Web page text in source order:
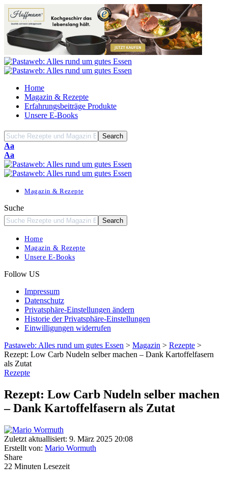
Home
Magazin & Rezepte
Erfahrungsbeiträge Produkte
Unsere E-Books
Font
Resizer
Aa
Font
Resizer
Aa
Magazin & Rezepte
Suche
Home
Magazin & Rezepte
Unsere E-Books
Follow US
Impressum
Datenschutz
Privatsphäre-Einstellungen ändern
Historie der Privatsphäre-Einstellungen
Einwilligungen widerrufen
Pastaweb: Alles rund um gutes Essen > Magazin > Rezepte >
Rezept: Low Carb Nudeln selber machen – Dank Kartoffelfasern
als Zutat
Rezepte
Rezept: Low Carb Nudeln selber machen
– Dank Kartoffelfasern als Zutat
Zuletzt aktuallisiert: 9. März 2025 20:08
Erstellt von: Mario Wormuth
Share
22 Minuten Lesezeit